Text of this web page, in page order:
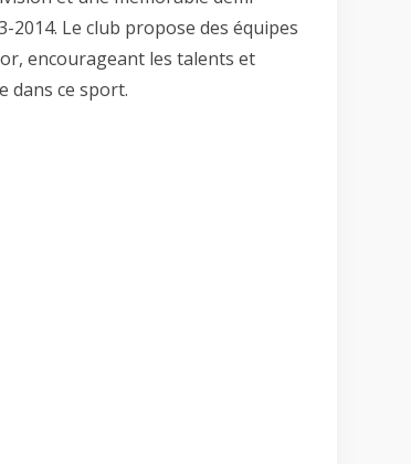
2014. Le club propose des équipes
encourageant les talents et
dans ce sport.